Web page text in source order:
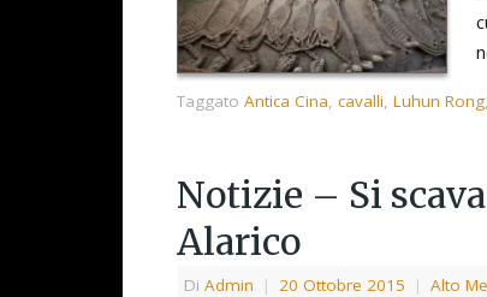
Taggato Antica Cina, cavalli, Luhun Rong,
Notizie – Si
Alarico
Di Admin | 20 Ottobre 2015 | Alto